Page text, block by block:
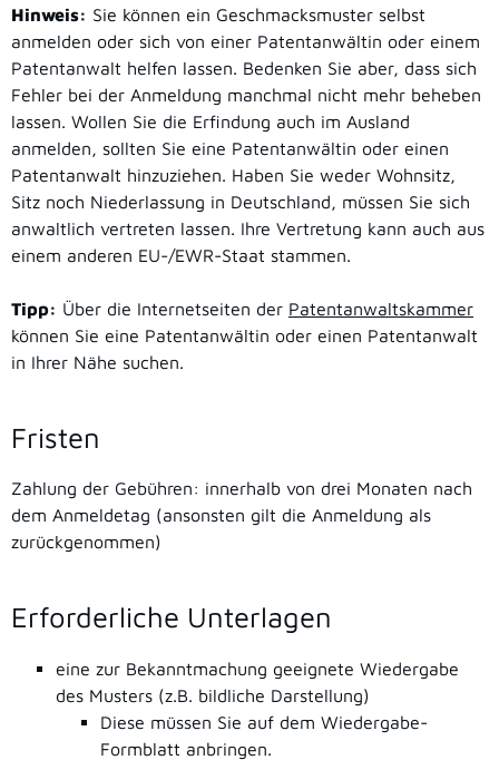
Hinweis: Sie können ein Geschmacksmuster selbst
anmelden oder sich von einer Patentanwältin oder einem
Patentanwalt helfen lassen. Bedenken Sie aber, dass sich
Fehler bei der Anmeldung manchmal nicht mehr beheben
lassen. Wollen Sie die Erfindung auch im Ausland
anmelden, sollten Sie eine Patentanwältin oder einen
Patentanwalt hinzuziehen. Haben Sie weder Wohnsitz,
Sitz noch Niederlassung in Deutschland, müssen Sie sich
anwaltlich vertreten lassen. Ihre Vertretung kann auch aus
einem anderen EU-/EWR-Staat stammen.
Tipp: Über die Internetseiten der Patentanwaltskammer
können Sie eine Patentanwältin oder einen Patentanwalt
in Ihrer Nähe suchen.
Fristen
Zahlung der Gebühren: innerhalb von drei Monaten nach
dem Anmeldetag (ansonsten gilt die Anmeldung als
zurückgenommen)
Erforderliche Unterlagen
eine zur Bekanntmachung geeignete Wiedergabe
des Musters (z.B. bildliche Darstellung)
Diese müssen Sie auf dem Wiedergabe-
Formblatt anbringen.